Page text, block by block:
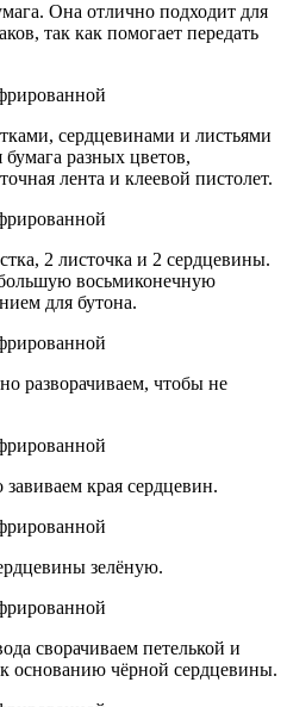
Она отлично подходит для
так как помогает передать
сердцевинами и листьями
разных цветов,
лента и клеевой пистолет.
2 листочка и 2 сердцевины.
восьмиконечную
для бутона.
разворачиваем, чтобы не
края сердцевин.
зелёную.
сворачиваем петелькой и
основанию чёрной сердцевины.